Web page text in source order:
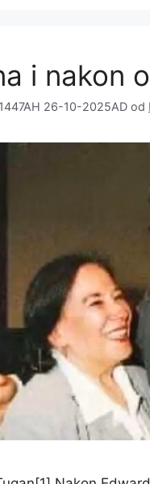
i nakon
26-10-2025AD od